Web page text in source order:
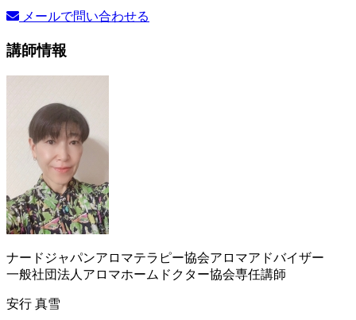
メールで問い合わせる
講師情報
ナードジャパンアロマテラピー協会アロマアドバイザー
一般社団法人アロマホームドクター協会専任講師
安行 真雪